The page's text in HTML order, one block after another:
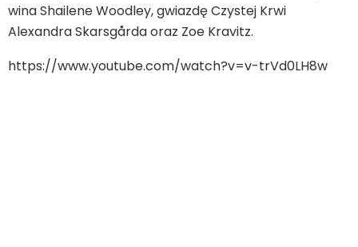
wina Shailene Woodley, gwiazdę Czystej Krwi
Alexandra Skarsgårda oraz Zoe Kravitz.
https://www.youtube.com/watch?v=v-trVd0LH8w